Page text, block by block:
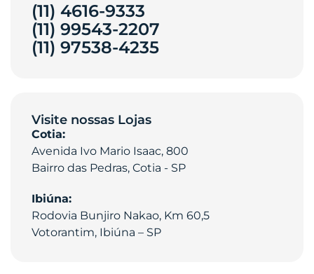
(11) 4616-9333
(11) 99543-2207
(11) 97538-4235‎
Visite nossas Lojas
Cotia:
Avenida Ivo Mario Isaac, 800
Bairro das Pedras, Cotia - SP
Ibiúna:
Rodovia Bunjiro Nakao, Km 60,5
Votorantim, Ibiúna – SP